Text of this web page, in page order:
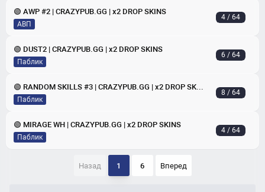
🟢 AWP #2 | CRAZYPUB.GG | x2 DROP SKINS
АВП
4 / 64
🟢 DUST2 | CRAZYPUB.GG | x2 DROP SKINS
Паблик
6 / 64
🟢 RANDOM SKILLS #3 | CRAZYPUB.GG | x2 DROP SKINS
Паблик
8 / 64
🟢 MIRAGE WH | CRAZYPUB.GG | x2 DROP SKINS
Паблик
4 / 64
Назад 1 6 Вперед